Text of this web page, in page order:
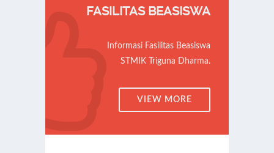
FASILITAS BEASISWA
Informasi Fasilitas Beasiswa
STMIK Triguna Dharma.
VIEW MORE